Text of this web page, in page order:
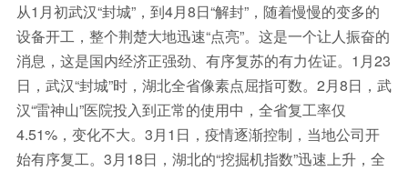
从1月初武汉“封城”，到4月8日“解封”，随着慢慢的变多的
设备开工，整个荆楚大地迅速“点亮”。这是一个让人振奋的
消息，这是国内经济正强劲、有序复苏的有力佐证。1月23
日，武汉“封城”时，湖北全省像素点屈指可数。2月8日，武
汉“雷神山”医院投入到正常的使用中，全省复工率仅
4.51%，变化不大。3月1日，疫情逐渐控制，当地公司开
始有序复工。3月18日，湖北的“挖掘机指数”迅速上升，全